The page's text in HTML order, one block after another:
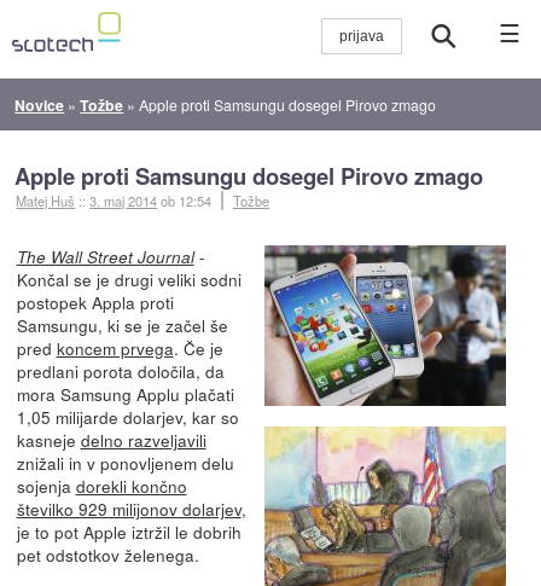
☰
Novice »Tožbe »Apple proti Samsungu dosegel Pirovo zmago
Apple proti Samsungu dosegel Pirovo zmago
Matej Huš ::3. maj 2014ob 12:54 Tožbe
The Wall Street Journal-
Končal se je drugi veliki sodni
postopek Appla proti
Samsungu, ki se je začel še
pred koncem prvega. Če je
predlani porota določila, da
mora Samsung Applu plačati
1,05 milijarde dolarjev, kar so
kasneje delno razveljavili
znižali in v ponovljenem delu
sojenja dorekli končno
številko 929 milijonov dolarjev,
je to pot Apple iztržil le dobrih
pet odstotkov želenega.